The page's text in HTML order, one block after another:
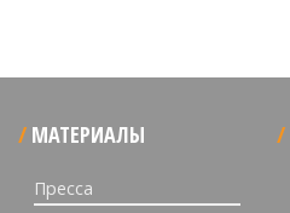
МАТЕРИАЛЫ
Пресса